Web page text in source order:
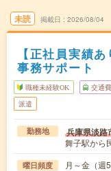
未読 掲載日 2026/08/04
【正社員実績
事務サポート
職種未経験OK 交通
派遣
勤務地 兵庫県淡路
舞子駅から
曜日頻度 月～金（週5